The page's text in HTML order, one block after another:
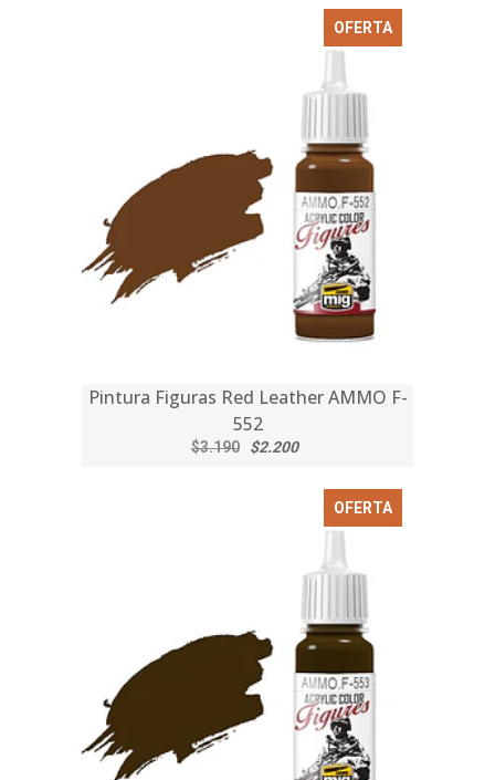
OFERTA
Pintura Figuras Red Leather AMMO F-
552
$3.190 $2.200
OFERTA